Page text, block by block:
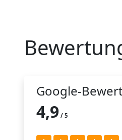
Google-
4,9 / 5